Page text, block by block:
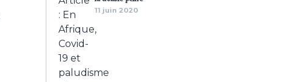
11 juin 2020